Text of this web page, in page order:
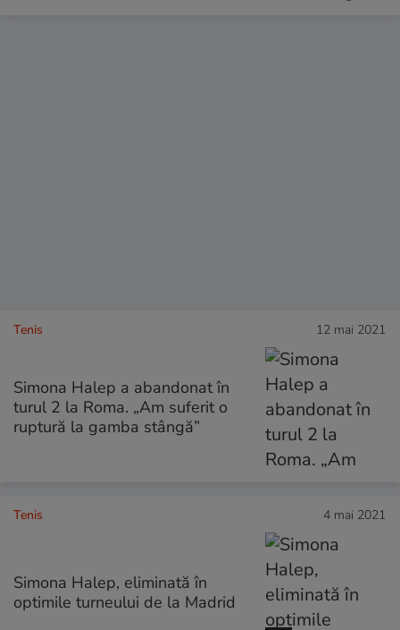
Tenis 12 mai 2021
Simona Halep a abandonat în
turul 2 la Roma. „Am suferit o
ruptură la gamba stângă”
Tenis 4 mai 2021
Simona Halep, eliminată în
optimile turneului de la Madrid